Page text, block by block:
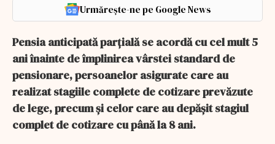
Urmărește-ne pe Google News
Pensia anticipată parţială se acordă cu cel mult 5
ani înainte de împlinirea vârstei standard de
pensionare, persoanelor asigurate care au
realizat stagiile complete de cotizare prevăzute
de lege, precum şi celor care au depăşit stagiul
complet de cotizare cu până la 8 ani.